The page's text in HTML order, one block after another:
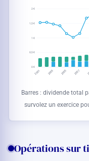
0 €
0,5 €
1 €
1,5 €
2 €
2001 2003 2005 2007
Barres : dividende total
survolez un exercice
Opérations sur